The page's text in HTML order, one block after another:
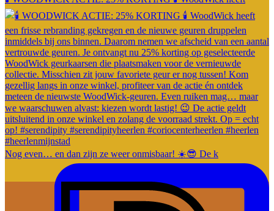
Nog even… en dan zijn ze weer onmisbaar! ☀️😎 De k